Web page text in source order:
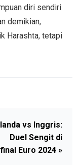
diri sendiri
demikian,
Harashta, tetapi
vs Inggris:
Duel Sengit di
Euro 2024 »